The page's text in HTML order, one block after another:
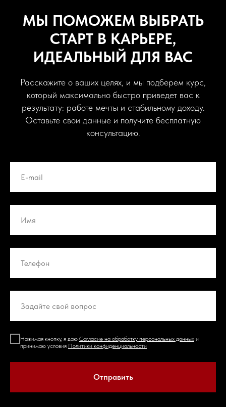
МЫ ПОМОЖЕМ ВЫБРАТЬ
СТАРТ В КАРЬЕРЕ,
ИДЕАЛЬНЫЙ ДЛЯ ВАС
Расскажите о ваших целях, и мы подберем курс,
который максимально быстро приведет вас к
результату: работе мечты и стабильному доходу.
Оставьте свои данные и получите бесплатную
консультацию.
Нажимая кнопку, я даю Согласие на обработку персональных данных и
принимаю условия Политики конфиденциальности
Отправить